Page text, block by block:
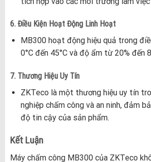
6. Điều Kiện Hoạt Động Linh Hoạt
MB300 hoạt động hiệu quả trong
0°C đến 45°C và độ ẩm từ 20% đến
7. Thương Hiệu Uy Tín
ZKTeco là một thương hiệu uy tín
nghiệp chấm công và an ninh, đảm
độ tin cậy của sản phẩm.
Kết Luận
Máy chấm công MB300 của ZKTeco